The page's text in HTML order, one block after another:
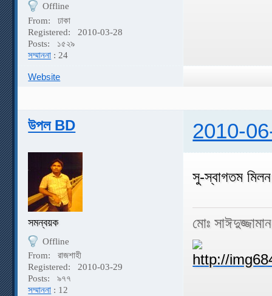
Offline
From:
ঢাকা
Registered:
2010-03-28
Posts:
১৫২৯
সম্মাননা : 24
Website
উপল BD 2010-
সমন্বয়ক
Offline
From:
রাজশাহী
Registered:
2010-03-29
Posts:
৯৭৭
সম্মাননা : 12
সু-স্বাগতম
মোঃ